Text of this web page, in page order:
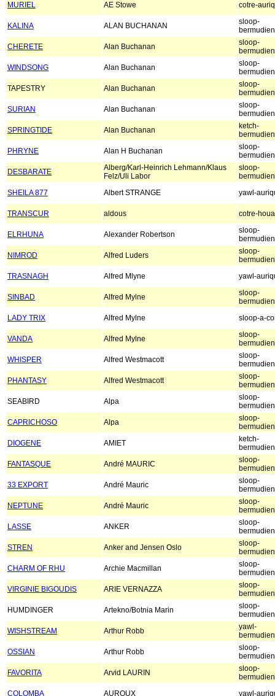
MURIEL
AE Stowe cotre-
KALINA ALAN BUCHANAN
sloop-
bermudien
CHERETE
Alan Buchanan
sloop-
bermudien
WINDSONG
Alan Buchanan
sloop-
bermudien
TAPESTRY
Alan Buchanan
sloop-
bermudien
SURIAN
Alan Buchanan
sloop-
bermudien
SPRINGTIDE
Alan Buchanan
ketch-
bermudien
PHRYNE
Alan H Buchanan
sloop-
bermudien
DESBARATE
Alberg/Karl-Heinrich Lehmann/Klaus
Felz/Uli Labor
sloop-
bermudien
SHEILA 877
Albert STRANGE yawl-
TRANSCUR aldous cotre-
ELRHUNA Alexander Robertson
sloop-
bermudien
NIMROD
Alfred Luders
sloop-
bermudien
TRASNAGH
Alfred Mlyne yawl-
SINBAD Alfred Mylne
sloop-
bermudien
LADY TRIX
Alfred Mylne sloop-a-
VANDA Alfred Mylne
sloop-
bermudien
WHISPER
Alfred Westmacott
sloop-
bermudien
PHANTASY
Alfred Westmacott
sloop-
bermudien
SEABIRD
Alpa
sloop-
bermudien
CAPRICHOSO
Alpa
sloop-
bermudien
DIOGENE
AMIET
ketch-
bermudien
FANTASQUE
André MAURIC
sloop-
bermudien
33 EXPORT
André Mauric
sloop-
bermudien
NEPTUNE
André Mauric
sloop-
bermudien
LASSE
ANKER
sloop-
bermudien
STREN
Anker and Jensen Oslo
sloop-
bermudien
CHARM OF RHU
Archie Macmillan
sloop-
bermudien
VIRGINIE BIGOUDIS
ARIE VERNAZZA
sloop-
bermudien
HUMDINGER
Artekno/Botnia Marin
sloop-
bermudien
WISHSTREAM
Arthur Robb
yawl-
bermudien
OSSIAN
Arthur Robb
sloop-
bermudien
FAVORITA
Arvid LAURIN
sloop-
bermudien
COLOMBA
AUROUX yawl-